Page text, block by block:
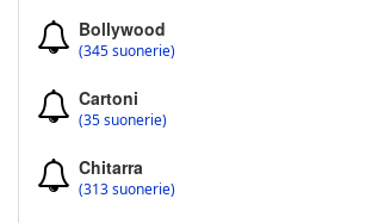
Bollywood
(345 suonerie)
Cartoni
(35 suonerie)
Chitarra
(313 suonerie)